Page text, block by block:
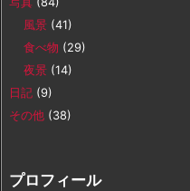
風景 (41)
食べ物 (29)
夜景 (14)
日記 (9)
その他 (38)
プロフィール